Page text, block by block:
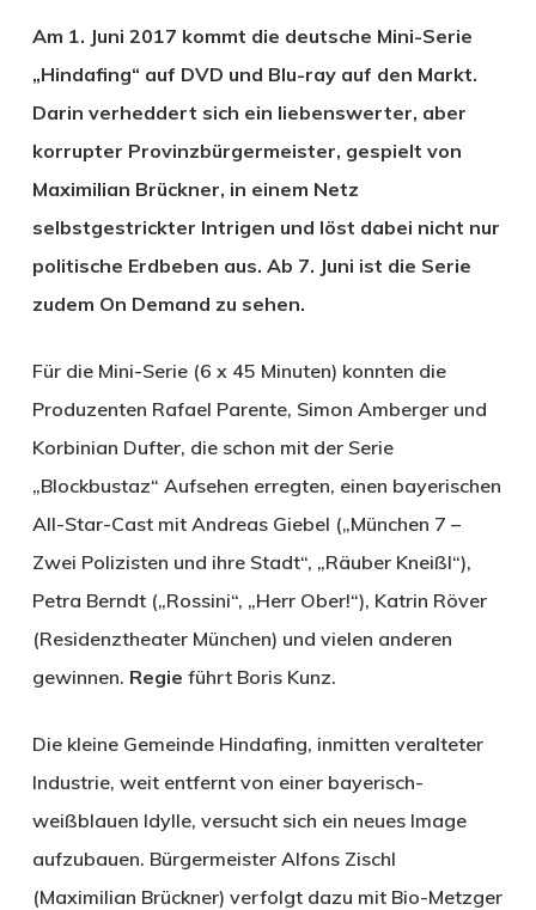
Am 1. Juni 2017 kommt die deutsche Mini-Serie
„Hindafing“ auf DVD und Blu-ray auf den Markt.
Darin verheddert sich ein liebenswerter, aber
korrupter Provinzbürgermeister, gespielt von
Maximilian Brückner, in einem Netz
selbstgestrickter Intrigen und löst dabei nicht nur
politische Erdbeben aus. Ab 7. Juni ist die Serie
zudem On Demand zu sehen.
Für die Mini-Serie (6 x 45 Minuten) konnten die
Produzenten Rafael Parente, Simon Amberger und
Korbinian Dufter, die schon mit der Serie
„Blockbustaz“ Aufsehen erregten, einen bayerischen
All-Star-Cast mit Andreas Giebel („München 7 –
Zwei Polizisten und ihre Stadt“, „Räuber Kneißl“),
Petra Berndt („Rossini“, „Herr Ober!“), Katrin Röver
(Residenztheater München) und vielen anderen
gewinnen. Regie führt Boris Kunz.
Die kleine Gemeinde Hindafing, inmitten veralteter
Industrie, weit entfernt von einer bayerisch-
weißblauen Idylle, versucht sich ein neues Image
aufzubauen. Bürgermeister Alfons Zischl
(Maximilian Brückner) verfolgt dazu mit Bio-Metzger